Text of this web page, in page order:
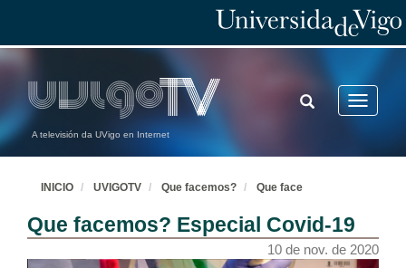
A televisión da UVigo en Internet
Toggle
TOGGLE
SEARCH
INICIO UVIGOTV Que facemos? Que face
Que facemos? Especial Covid-19
10 de nov. de 2020